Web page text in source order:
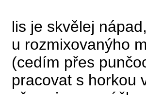
lis je skvělej
u rozmixovanýho
(cedím přes
pracovat s horkou